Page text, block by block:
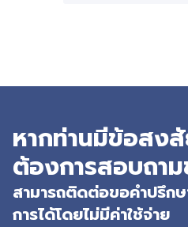
หากท่านมีข้อสง
ต้องการสอบถา
สามารถติดต่อขอคำปรึก
การได้โดยไม่มีค่าใช้จ่าย